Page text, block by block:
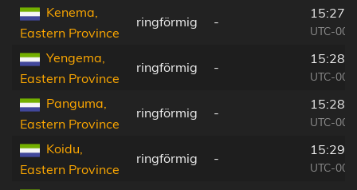
Kenema,
Eastern Province
ringförmig -
UTC-
Yengema,
Eastern Province
ringförmig -
UTC-
Panguma,
Eastern Province
ringförmig -
UTC-
Koidu,
Eastern Province
ringförmig -
UTC-